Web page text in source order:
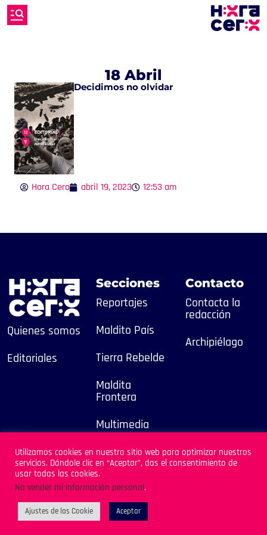
18 Abril
Decidimos no olvidar
Hora Cero abril 19, 2023 12:53 am
Quienes somos
Editoriales
Secciones
Reportajes
Maldito País
Tierra Rebelde
Maldita
Frontera
Multimedia
2025
Contacto
Contacta la
redacción
Archipiélago
Sitio Desarrollado por
Archipiélago
Utilizamos cookies en nuestro sitio web para optimizar nuestros
servicios. Dándole clic en “Aceptar”, das el consentimiento de
usar todas las cookies.
No vender mi información personal.
Ajustes de las Cookie Aceptar